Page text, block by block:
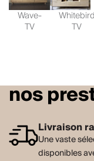
Wave-
TV
Whitebird
TV
nos
Livraison
Une vaste
disponibles